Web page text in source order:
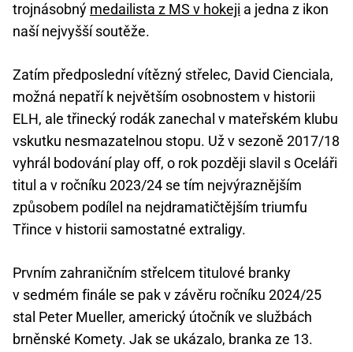
trojnásobný medailista z MS v hokeji a jedna z ikon
naší nejvyšší soutěže.
Zatím předposlední vítězný střelec, David Cienciala,
možná nepatří k největším osobnostem v historii
ELH, ale třinecký rodák zanechal v mateřském klubu
vskutku nesmazatelnou stopu. Už v sezoně 2017/18
vyhrál bodování play off, o rok později slavil s Oceláři
titul a v ročníku 2023/24 se tím nejvýraznějším
způsobem podílel na nejdramatičtějším triumfu
Třince v historii samostatné extraligy.
Prvním zahraničním střelcem titulové branky
v sedmém finále se pak v závěru ročníku 2024/25
stal Peter Mueller, americký útočník ve službách
brněnské Komety. Jak se ukázalo, branka ze 13.